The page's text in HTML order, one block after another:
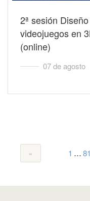
2ª sesión
videojuegos en
(online)
07 de agosto
1 ...81